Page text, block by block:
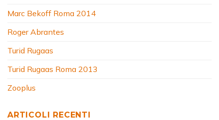
Marc Bekoff Roma 2014
Roger Abrantes
Turid Rugaas
Turid Rugaas Roma 2013
Zooplus
ARTICOLI RECENTI